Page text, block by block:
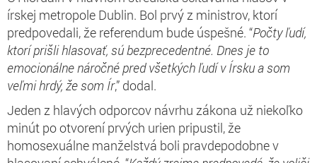
írskej metropole Dublin. Bol prvý z ministrov, ktorí
predpovedali, že referendum bude úspešné. “Počty ľudí,
ktorí prišli hlasovať, sú bezprecedentné. Dnes je to
emocionálne náročné pred všetkých ľudí v Írsku a som
veľmi hrdý, že som Ír,” dodal.
Jeden z hlavých odporcov návrhu zákona už niekoľko
minút po otvorení prvých urien pripustil, že
homosexuálne manželstvá boli pravdepodobne v